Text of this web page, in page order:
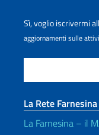
Sì, voglio iscrivermi
aggiornamenti sulle
La Rete Farnesina
La Farnesina – il